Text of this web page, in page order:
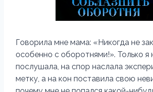
Говорила мне мама: «Никогда не
особенно с оборотнями!». Только я
послушала, на спор наслала
метку, а на кон поставила свою